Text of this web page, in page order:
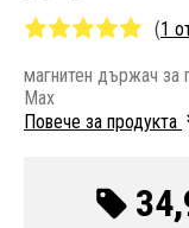
(1
магнитен държач за
Max
Повече за продукта